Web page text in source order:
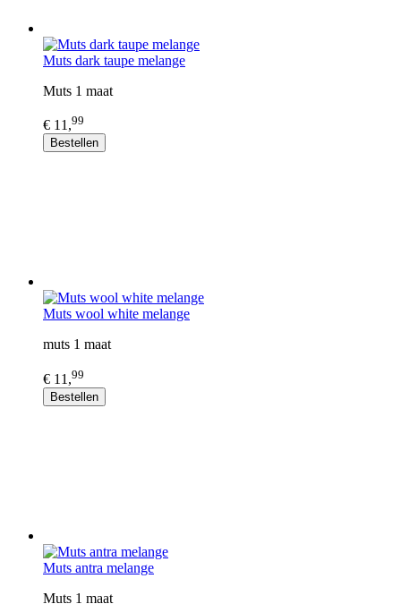
Muts dark taupe melange
Muts 1 maat
€ 11,99
Bestellen
Muts wool white melange
muts 1 maat
€ 11,99
Bestellen
Muts antra melange
Muts 1 maat